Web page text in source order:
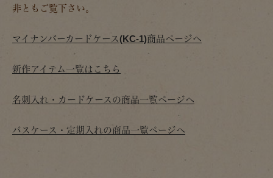
非ともご覧下さい。
マイナンバーカードケース(KC-1)商品ページへ
新作アイテム一覧はこちら
名刺入れ・カードケースの商品一覧ページへ
パスケース・定期入れの商品一覧ページへ